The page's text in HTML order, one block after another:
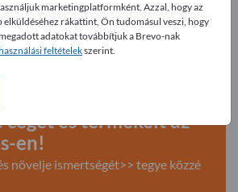
az Exportpages-
cégét és termékeit az
en!
növelje ismertségét>> tegye közzé
marketingplatformként. Azzal, hogy az
elküldéséhez rákattint, Ön tudomásul veszi, hogy
adatokat továbbítjuk a Brevo-nak
feltételekszerint.